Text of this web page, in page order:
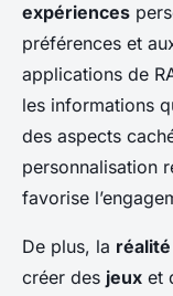
expériences
préférences et
applications de
les informations
des aspects
personnalisation
favorise
De plus, la
créer des jeux et